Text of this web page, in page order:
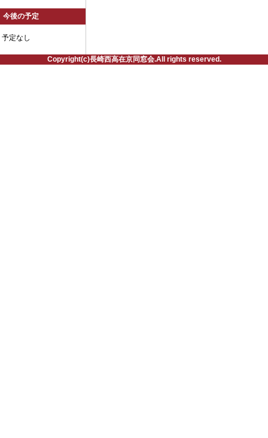
今後の予定
予定なし
Copyright(c)長崎西高在京同窓会.All rights reserved.